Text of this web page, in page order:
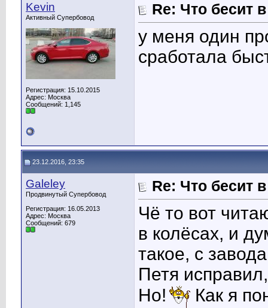
Kevin
Активный Супербовод
Регистрация: 15.10.2015
Адрес: Москва
Сообщений: 1,145
Re: Что бесит
у меня один
сработала
23.12.2016, 23:35
Galeley
Продвинутый Супербовод
Регистрация: 16.05.2013
Адрес: Москва
Сообщений: 679
Re: Что бесит
Чё то вот
в колёсах, и
такое, с
Петя
Но!
Как я